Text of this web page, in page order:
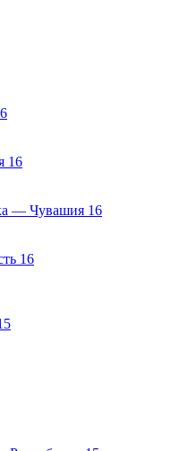
16
— Чувашия 16
16